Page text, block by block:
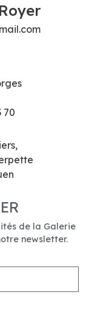
70
de la Galerie
newsletter.